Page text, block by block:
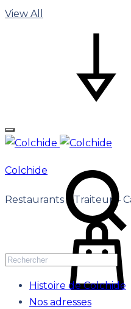
View All
Colchide
Restaurants – Traiteur –
Histoire de Colchide
Nos adresses